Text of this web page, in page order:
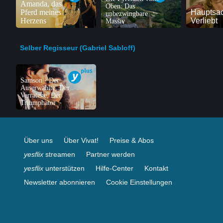
Amanda, das
Pferd meines
Herzens
Oben: Das
unbezwingbare
Massiv
Verliebt
Selber Regisseur (Gabriel Sabloff)
Samson - Der
Auserwählte, Der
Verratene, Der
Triumphator
Über uns Über Vivat!
Preise & Abos
yesflix streamen
Partner werden
yesflix unterstützen Hilfe-Center
Kontakt
Newsletter abonnieren
Cookie Einstellungen